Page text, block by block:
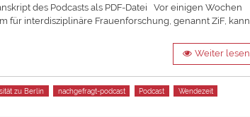
des Podcasts als PDF-Datei Vor einigen Wochen
für interdisziplinäre Frauenforschung, genannt ZiF, kann
Weiter lesen
zu Berlin nachgefragt-podcast Podcast
Wendezeit